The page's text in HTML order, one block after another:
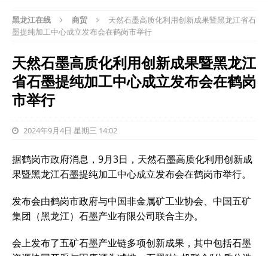
黑龙江在线 商贸
天然石墨高质化利用创新成果暨黑龙江省石
墨提纯加工中心成立发布会在鹤岗市举行
天然石墨高质化利用创新成果暨黑龙江
省石墨提纯加工中心成立发布会在鹤岗
市举行
2024年9月4日 星期三 14:02
据鹤岗市政府消息，9月3日，天然石墨高质化利用创新成
果暨黑龙江石墨提纯加工中心成立发布会在鹤岗市举行。
发布会由鹤岗市政府与中国非金属矿工业协会、中国五矿
集团（黑龙江）石墨产业有限公司联合主办。
会上发布了五矿石墨产业链多项创新成果，其中包括石墨